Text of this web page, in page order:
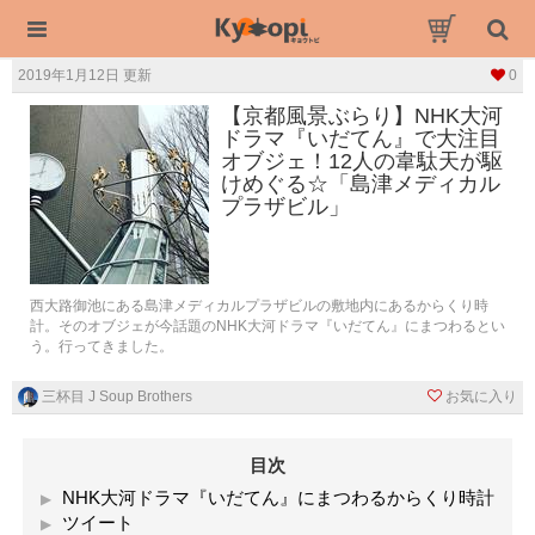
2019年1月12日 更新 0
【京都風景ぶらり】NHK大河
ドラマ『いだてん』で大注目
オブジェ！12人の韋駄天が駆
けめぐる☆「島津メディカル
プラザビル」
西大路御池にある島津メディカルプラザビルの敷地内にあるからくり時
計。そのオブジェが今話題のNHK大河ドラマ『いだてん』にまつわるとい
う。行ってきました。
三杯目 J Soup Brothers お気に入り
目次
NHK大河ドラマ『いだてん』にまつわるからくり時計
ツイート